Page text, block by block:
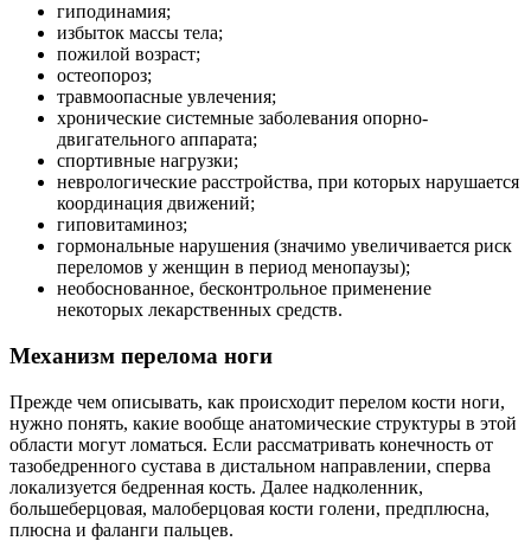
гиподинамия;
избыток массы тела;
пожилой возраст;
остеопороз;
травмоопасные увлечения;
хронические системные заболевания опорно-
двигательного аппарата;
спортивные нагрузки;
неврологические расстройства, при которых нарушается
координация движений;
гиповитаминоз;
гормональные нарушения (значимо увеличивается риск
переломов у женщин в период менопаузы);
необоснованное, бесконтрольное применение
некоторых лекарственных средств.
Механизм перелома ноги
Прежде чем описывать, как происходит перелом кости ноги,
нужно понять, какие вообще анатомические структуры в этой
области могут ломаться. Если рассматривать конечность от
тазобедренного сустава в дистальном направлении, сперва
локализуется бедренная кость. Далее надколенник,
большеберцовая, малоберцовая кости голени, предплюсна,
плюсна и фаланги пальцев.